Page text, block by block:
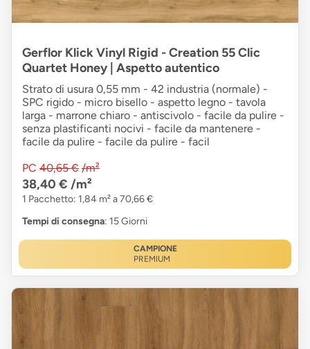
Gerflor Klick Vinyl Rigid - Creation 55 Clic
Quartet Honey | Aspetto autentico
Strato di usura 0,55 mm - 42 industria (normale) -
SPC rigido - micro bisello - aspetto legno - tavola
larga - marrone chiaro - antiscivolo - facile da pulire -
senza plastificanti nocivi - facile da mantenere -
facile da pulire - facile da pulire - facil
PC 40,65 € /m²
38,40 € /m²
1 Pacchetto: 1,84 m² a 70,66 €
Tempi di consegna: 15 Giorni
CAMPIONE
PREMIUM